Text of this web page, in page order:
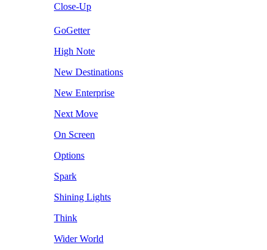
Close-Up
GoGetter
High Note
New Destinations
New Enterprise
Next Move
On Screen
Options
Spark
Shining Lights
Think
Wider World